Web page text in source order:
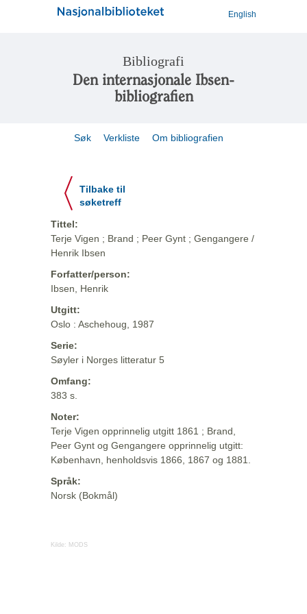
English
Bibliografi
Den internasjonale Ibsen-
bibliografien
Søk Verkliste Om bibliografien
Tilbake til
søketreff
Tittel:
Terje Vigen ; Brand ; Peer Gynt ; Gengangere /
Henrik Ibsen
Forfatter/person:
Ibsen, Henrik
Utgitt:
Oslo : Aschehoug, 1987
Serie:
Søyler i Norges litteratur 5
Omfang:
383 s.
Noter:
Terje Vigen opprinnelig utgitt 1861 ; Brand,
Peer Gynt og Gengangere opprinnelig utgitt:
København, henholdsvis 1866, 1867 og 1881.
Språk:
Norsk (Bokmål)
Kilde: MODS